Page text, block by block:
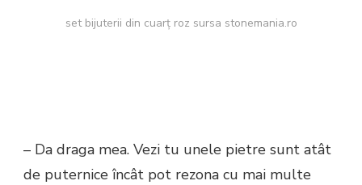
set bijuterii din cuarț roz sursa stonemania.ro
– Da draga mea. Vezi tu unele pietre sunt atât
de puternice încât pot rezona cu mai multe